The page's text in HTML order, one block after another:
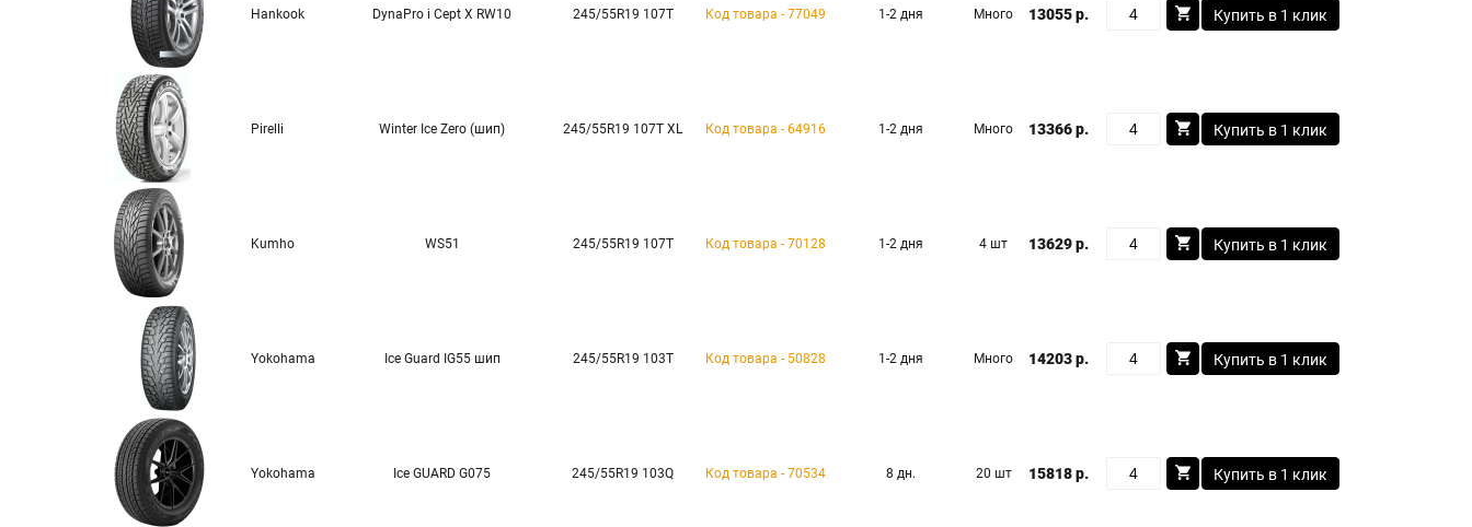
Hankook DynaPro i Cept X RW10 245/55R19 107T Код товара - 77049 1-2 дня Много 13055 р. Купить в 1 клик
Pirelli Winter Ice Zero (шип) 245/55R19 107T XL Код товара - 64916 1-2 дня Много 13366 р. Купить в 1 клик
Kumho WS51 245/55R19 107T Код товара - 70128 1-2 дня 4 шт 13629 р. Купить в 1 клик
Yokohama Ice Guard IG55 шип 245/55R19 103T Код товара - 50828 1-2 дня Много 14203 р. Купить в 1 клик
Yokohama Ice GUARD G075 245/55R19 103Q Код товара - 70534 8 дн. 20 шт 15818 р. Купить в 1 клик